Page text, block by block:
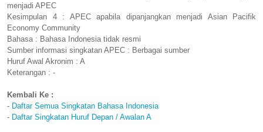
menjadi APEC
Kesimpulan 4 : APEC apabila dipanjangkan menjadi Asian Pacifik
Economy Community
Bahasa : Bahasa Indonesia tidak resmi
Sumber informasi singkatan APEC : Berbagai sumber
Huruf Awal Akronim : A
Keterangan : -
Kembali Ke :
- Daftar Semua Singkatan Bahasa Indonesia
- Daftar Singkatan Huruf Depan / Awalan A